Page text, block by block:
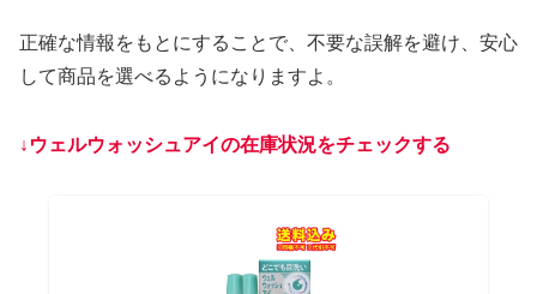
正確な情報をもとにすることで、不要な誤解を避け、安心
して商品を選べるようになりますよ。
↓ウェルウォッシュアイの在庫状況をチェックする